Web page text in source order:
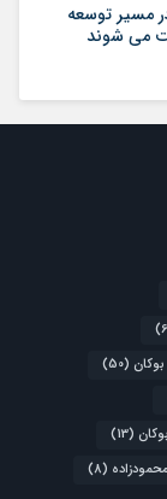
مسیر توسعه
می شوند
بوکان (50)
(13)
(8)